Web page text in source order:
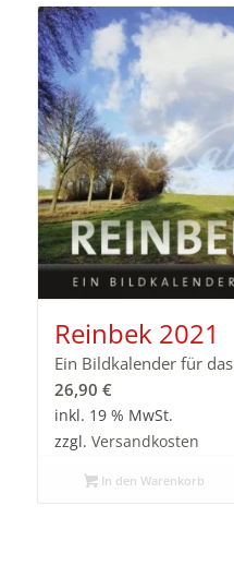
Reinbek 2021
Ein Bildkalender für
26,90 €
inkl. 19 % MwSt.
zzgl. Versandkosten
In den Warenkorb